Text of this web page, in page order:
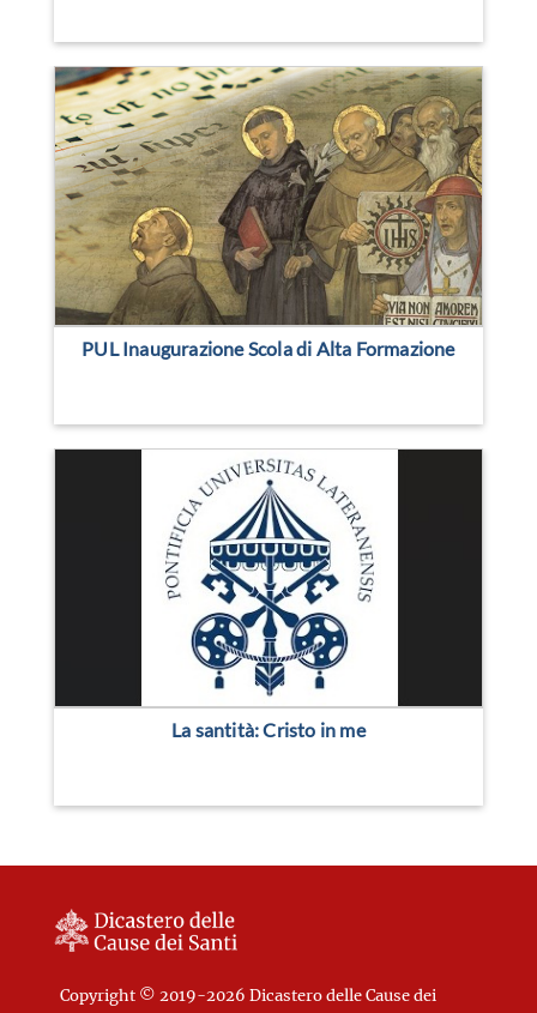
PUL Inaugurazione Scola di Alta Formazione
La santità: Cristo in me
Copyright © 2019-2026 Dicastero delle Cause dei